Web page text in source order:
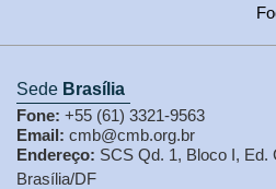
Sede Brasília
Fone: +55 (61) 3321-9563
Email: cmb@cmb.org.br
Endereço: SCS Qd. 1, Bloco I, Ed.
Brasília/DF